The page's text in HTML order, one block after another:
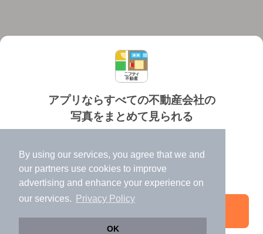
By using our services, you agree that we and
our partners use cookies to improve
advertising and enhance your experience on
our services.
Privacy Policy
OK
アプリならすべての不動産会社の
写真をまとめて見られる
✔️
高速表示で似た物件も見つけやすい
✔️
便利な通知機能も充実
個人情報保護ポリシー 利用規約
©NIFTY Lifestyle Co., Ltd.